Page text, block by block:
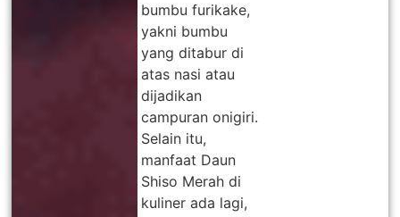
bumbu furikake,
yakni bumbu
yang ditabur di
atas nasi atau
dijadikan
campuran onigiri.
Selain itu,
manfaat Daun
Shiso Merah di
kuliner ada lagi,